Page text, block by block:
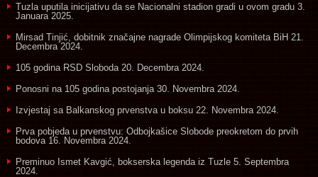
Tuzla uputila inicijativu da se Nacionalni stadion gradi u ovom gradu 3.
Januara 2025.
Mirsad Tinjić, dobitnik značajne nagrade Olimpijskog komiteta BiH 21.
Decembra 2024.
105 godina RSD Sloboda 20. Decembra 2024.
Ponosni na 105 godina postojanja 30. Novembra 2024.
Izvjestaj sa Balkanskog prvenstva u boksu 22. Novembra 2024.
Prva pobjeda u prvenstvu: Odbojkašice Slobode preokretom do prvih
bodova 16. Novembra 2024.
Preminuo Ismet Kavgić, bokserska legenda iz Tuzle 5. Septembra
2024.